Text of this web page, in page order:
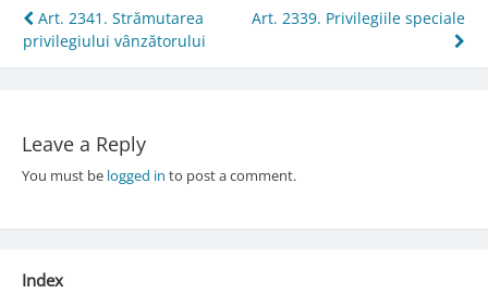
Post
navigation
Art. 2341. Strămutarea
privilegiului vânzătorului
Art. 2339. Privilegiile speciale
Leave a Reply
You must be logged in to post a comment.
Index